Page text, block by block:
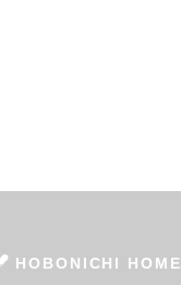
HOBONICHI HOME